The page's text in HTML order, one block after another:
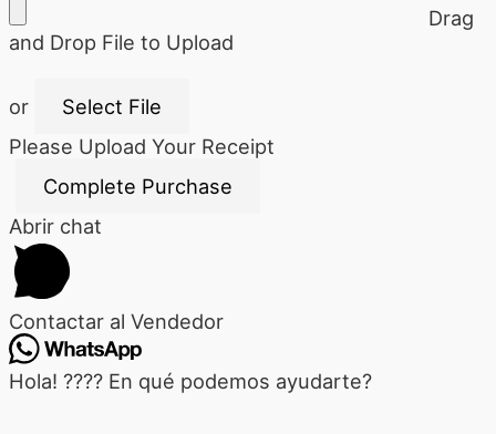
Drag
and Drop File to Upload
or
Select File
Please Upload Your Receipt
Abrir chat
Contactar al Vendedor
Hola! ???? En qué podemos ayudarte?